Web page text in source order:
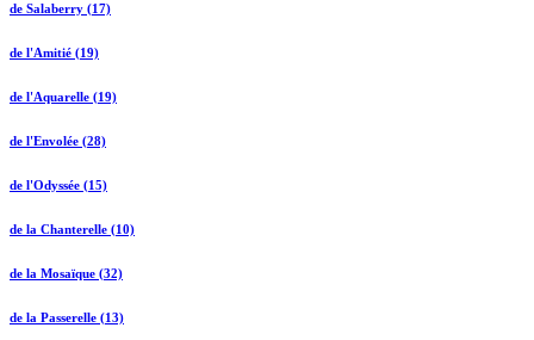
de Salaberry (17)
de l'Amitié (19)
de l'Aquarelle (19)
de l'Envolée (28)
de l'Odyssée (15)
de la Chanterelle (10)
de la Mosaïque (32)
de la Passerelle (13)